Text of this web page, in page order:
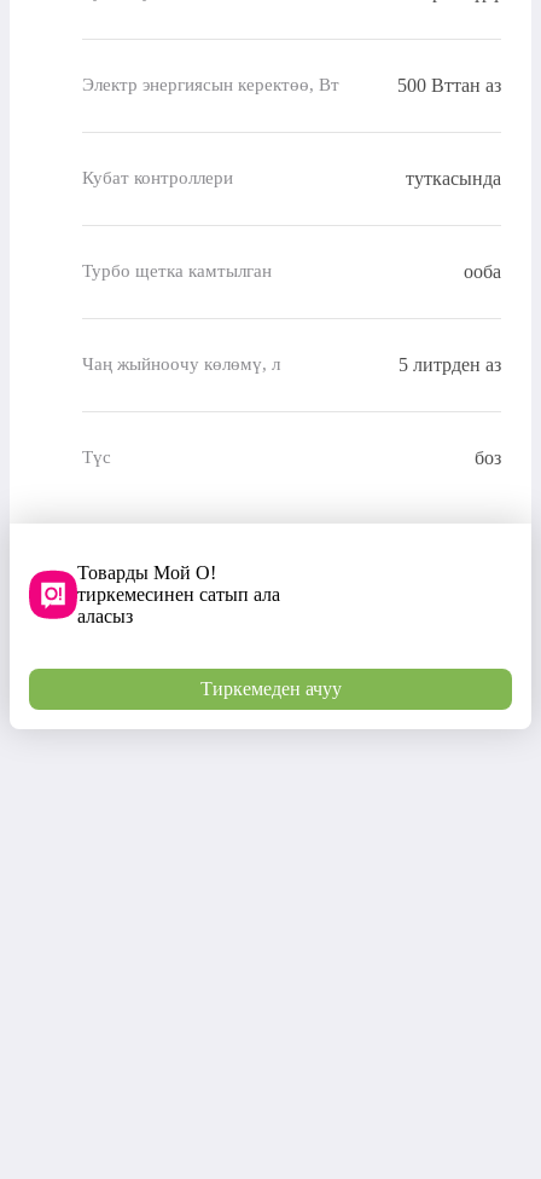
Электр энергиясын керектөө, Вт 500 Вттан аз
Кубат контроллери туткасында
Турбо щетка камтылган ооба
Чаң жыйноочу көлөмү, л 5 литрден аз
Түс боз
Товарды Мой О!
тиркемесинен сатып ала
аласыз
Тиркемеден ачуу